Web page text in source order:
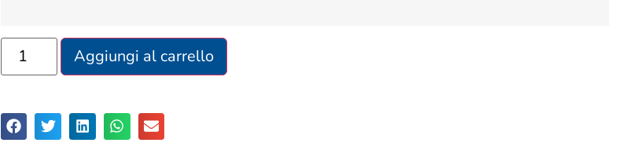
Aggiungi al carrello